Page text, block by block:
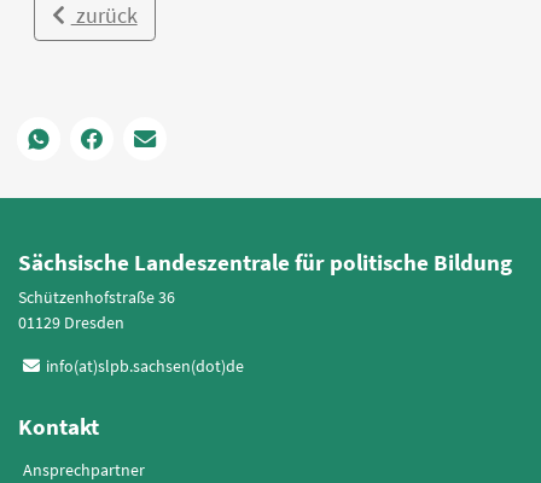
zurück
Sächsische Landeszentrale für politische Bildung
Schützenhofstraße 36
01129 Dresden
info(at)slpb.sachsen(dot)de
Kontakt
Ansprechpartner